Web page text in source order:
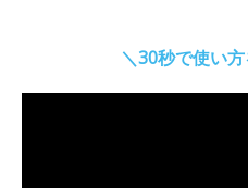
＼30秒で使い